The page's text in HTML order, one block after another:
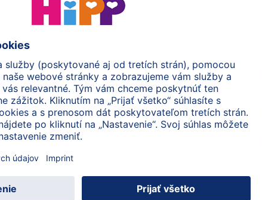
(Úradu pre ochranu osobných údajov);
rozhodovaniu vo forme profilovania a o
ak je realizovateľné;
spracovávaných osobných údajov. Prvé poskytnutie
aj tu.
k poškodeniu práv a slobôd tretích osôb (napr. kópia
nesvedčí subjekt údajov, ktorý si kópiu žiada., žiadny
nie je anonymizácia možná, alebo ak by stratila
hodnotu, kópia sa neposkytne.